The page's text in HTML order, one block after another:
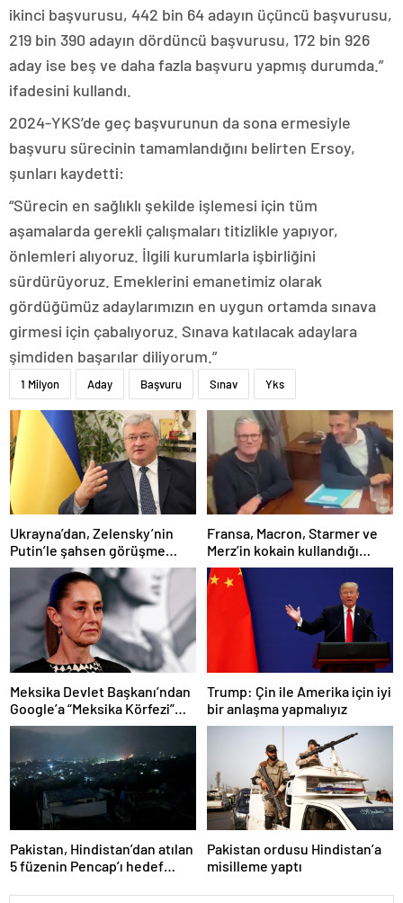
ikinci başvurusu, 442 bin 64 adayın üçüncü başvurusu,
219 bin 390 adayın dördüncü başvurusu, 172 bin 926
aday ise beş ve daha fazla başvuru yapmış durumda.”
ifadesini kullandı.
2024-YKS’de geç başvurunun da sona ermesiyle
başvuru sürecinin tamamlandığını belirten Ersoy,
şunları kaydetti:
“Sürecin en sağlıklı şekilde işlemesi için tüm
aşamalarda gerekli çalışmaları titizlikle yapıyor,
önlemleri alıyoruz. İlgili kurumlarla işbirliğini
sürdürüyoruz. Emeklerini emanetimiz olarak
gördüğümüz adaylarımızın en uygun ortamda sınava
girmesi için çabalıyoruz. Sınava katılacak adaylara
şimdiden başarılar diliyorum.”
1 Milyon Aday Başvuru Sınav Yks
Ukrayna’dan, Zelensky’nin
Putin’le şahsen görüşme
talebine ilişkin açıklama
Fransa, Macron, Starmer ve
Merz’in kokain kullandığı
iddiasını yalanladı
Meksika Devlet Başkanı’ndan
Google’a “Meksika Körfezi”
davası
Trump: Çin ile Amerika için iyi
bir anlaşma yapmalıyız
Pakistan, Hindistan’dan atılan
5 füzenin Pencap’ı hedef
Pakistan ordusu Hindistan’a
misilleme yaptı